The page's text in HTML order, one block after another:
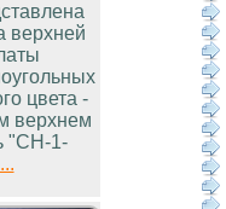
верхней
цвета -
верхнем
"СН-1-